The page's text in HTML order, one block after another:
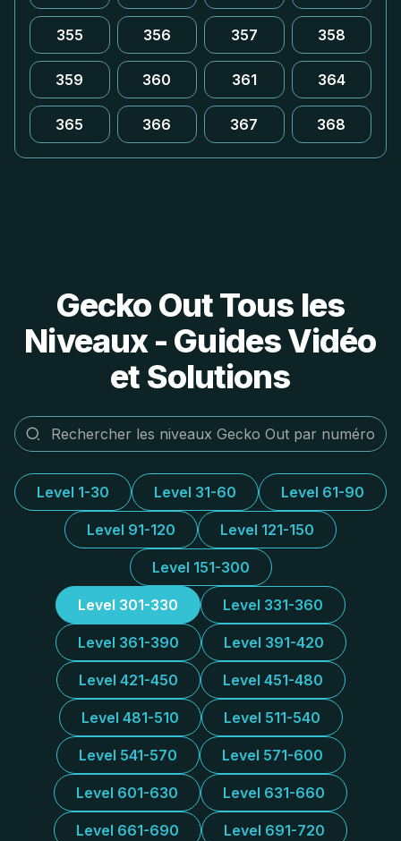
355 356 357 358
359 360 361 364
365 366 367 368
Gecko Out Tous les
Niveaux - Guides Vidéo
et Solutions
Level 1-30 Level 31-60 Level 61-90
Level 91-120 Level 121-150
Level 151-300
Level 301-330 Level 331-360
Level 361-390 Level 391-420
Level 421-450 Level 451-480
Level 481-510 Level 511-540
Level 541-570 Level 571-600
Level 601-630 Level 631-660
Level 661-690 Level 691-720